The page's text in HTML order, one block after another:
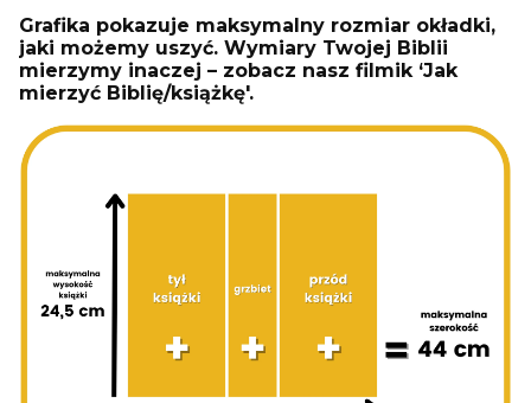
Grafika pokazuje maksymalny rozmiar okładki,
jaki możemy uszyć. Wymiary Twojej Biblii
mierzymy inaczej – zobacz nasz filmik ‘Jak
mierzyć Biblię/książkę'.